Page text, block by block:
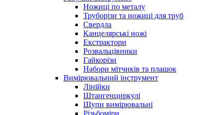
Ножиці по металу
Труборізи та ножиці для труб
Свердла
Канцелярські ножі
Екстрактори
Розвальцівники
Гайкорізи
Набори мітчиків та плашок
Вимірювальний інструмент
Лінійки
Штангенциркулі
Щупи вимірювальні
Різьбоміри